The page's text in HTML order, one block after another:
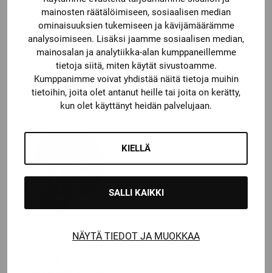
mainosten räätälöimiseen, sosiaalisen median
ominaisuuksien tukemiseen ja kävijämäärämme
analysoimiseen. Lisäksi jaamme sosiaalisen median,
mainosalan ja analytiikka-alan kumppaneillemme
tietoja siitä, miten käytät sivustoamme.
Kumppanimme voivat yhdistää näitä tietoja muihin
tietoihin, joita olet antanut heille tai joita on kerätty,
kun olet käyttänyt heidän palvelujaan.
KIELLÄ
SALLI KAIKKI
NÄYTÄ TIEDOT JA MUOKKAA
Warrior
WARRIOR VISIIRI
PROLINE MH700
74,90 €
Warrior
WARRIOR
HARJOITUSPAITA
Katso kaikki vaihtoehdot
19,90 €